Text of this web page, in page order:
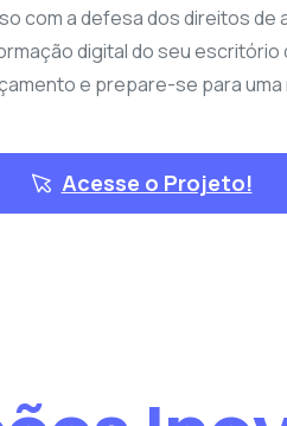
com a defesa dos direitos de
digital do seu escritório
e prepare-se para uma
Acesse o Projeto!